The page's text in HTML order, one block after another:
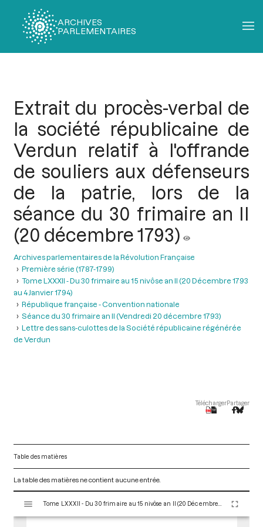
ARCHIVES
PARLEMENTAIRES
Extrait du procès-verbal de
la société républicaine de
Verdun relatif à l'offrande
de souliers aux défenseurs
de la patrie, lors de la
séance du 30 frimaire an II
(20 décembre 1793)
Archives parlementaires de la Révolution Française
Première série (1787-1799)
Tome LXXXII - Du 30 frimaire au 15 nivôse an II (20 Décembre 1793
au 4 Janvier 1794)
République française - Convention nationale
Séance du 30 frimaire an II (Vendredi 20 décembre 1793)
Lettre des sans-culottes de la Société républicaine régénérée
de Verdun
TéléchargerPartager
Table des matières
La table des matières ne contient aucune entrée.
s